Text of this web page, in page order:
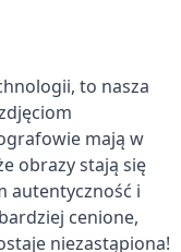
to nasza
mają w
obrazy stają się
autentyczność i
cenione,
niezastąpiona!